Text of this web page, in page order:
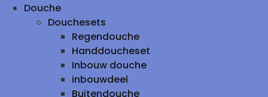
Douche
Douchesets
Regendouche
Handdoucheset
Inbouw douche
inbouwdeel
Buitendouche